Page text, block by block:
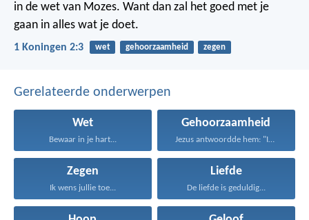
in de wet van Mozes. Want dan zal het goed met je
gaan in alles wat je doet.
1 Koningen 2:3 wet gehoorzaamheid zegen
Gerelateerde onderwerpen
Wet
Bewaar in je hart...
Gehoorzaamheid
Jezus antwoordde hem: "Iemand...
Zegen
Ik wens jullie toe...
Liefde
De liefde is geduldig...